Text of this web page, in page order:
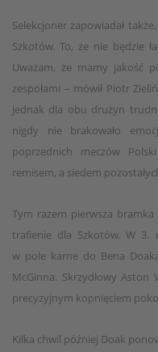
Selekcjoner zapowiadał
Szkotów. To, że nie będzie
Uważam, że mamy jakość
zespołami – mówił Piotr
jednak dla obu drużyn
nigdy nie brakowało
poprzednich meczów
remisem, a siedem
Tym razem pierwsza
trafienie dla Szkotów. W 3.
w pole karne do Bena
McGinna. Skrzydłowy
precyzyjnym kopnięciem
Kilka chwil później Doak